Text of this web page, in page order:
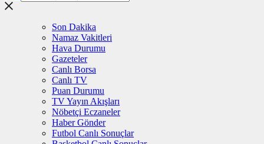
Son Dakika
Namaz Vakitleri
Hava Durumu
Gazeteler
Canlı Borsa
Canlı TV
Puan Durumu
TV Yayın Akışları
Nöbetçi Eczaneler
Haber Gönder
Futbol Canlı Sonuçlar